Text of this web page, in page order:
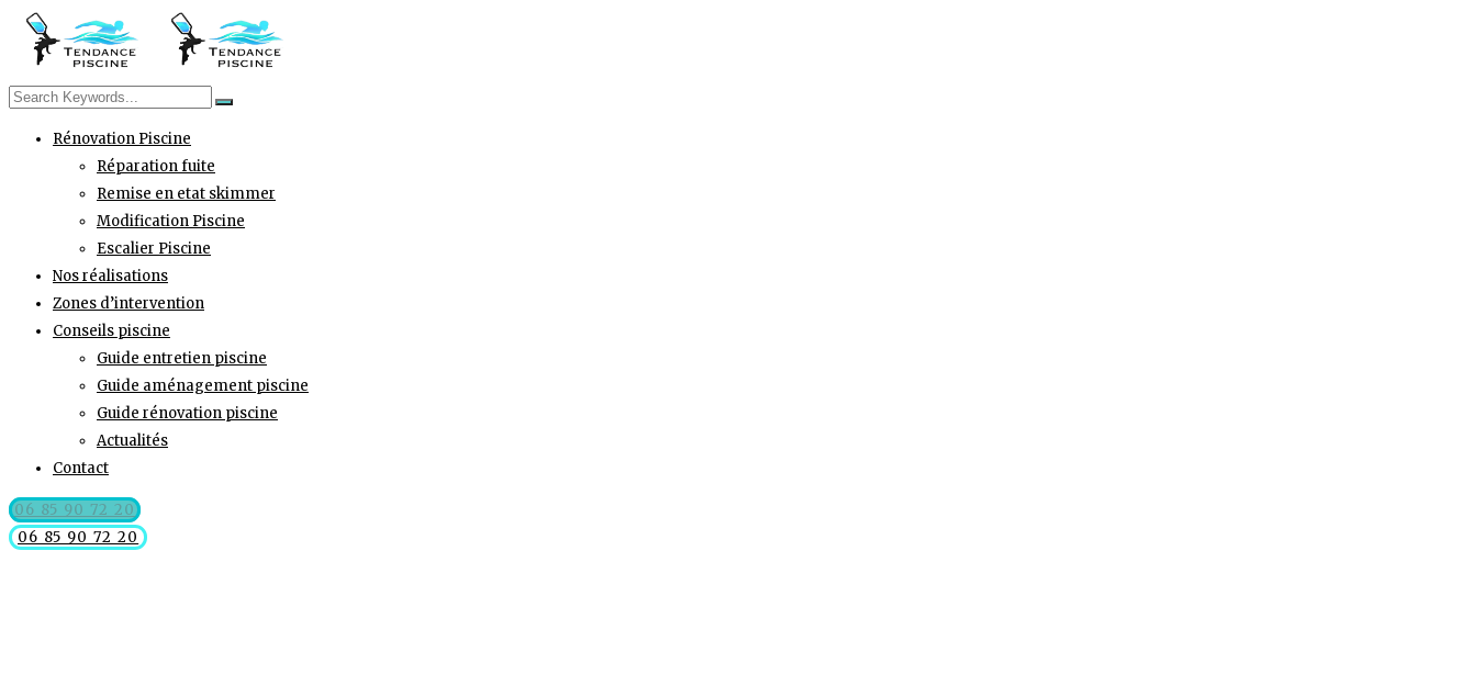
Rénovation Piscine
Réparation fuite
Remise en etat skimmer
Modification Piscine
Escalier Piscine
Nos réalisations
Zones d’intervention
Conseils piscine
Guide entretien piscine
Guide aménagement piscine
Guide rénovation piscine
Actualités
Contact
06 85 90 72 20
06 85 90 72 20